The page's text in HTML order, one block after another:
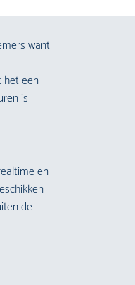
want
het een
is
en
de